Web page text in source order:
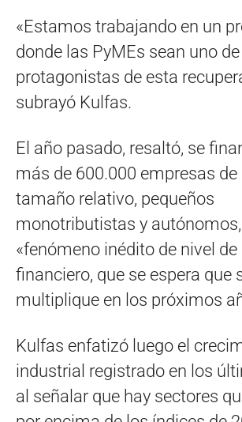
«Estamos trabajando en un
donde las PyMEs sean uno
protagonistas de esta
subrayó Kulfas.
El año pasado, resaltó, se
más de 600.000 empresas
tamaño relativo, pequeños
monotributistas y
«fenómeno inédito de nivel de
financiero, que se espera que
multiplique en los próximos
Kulfas enfatizó luego el
industrial registrado en los
al señalar que hay sectores